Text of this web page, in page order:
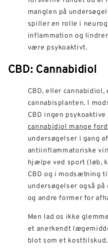
manglen på
spiller en rolle i
inflammation og
være psykoaktivt.
CBD: Cannabidiol
CBD, eller
cannabisplanten. I
CBD ingen
cannabidiol mange
undersøgelser i gang
antiinflammatoriske
hjælpe ved sport (løb,
CBD og i modsætning
undersøgelser også
og andre former for
Men lad os ikke
et anerkendt
blot som et kosttilskud.